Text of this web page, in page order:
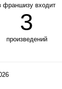
франшизу входит
3
произведений